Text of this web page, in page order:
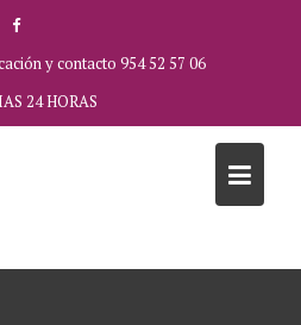
y contacto 954 52 57 06
24 HORAS